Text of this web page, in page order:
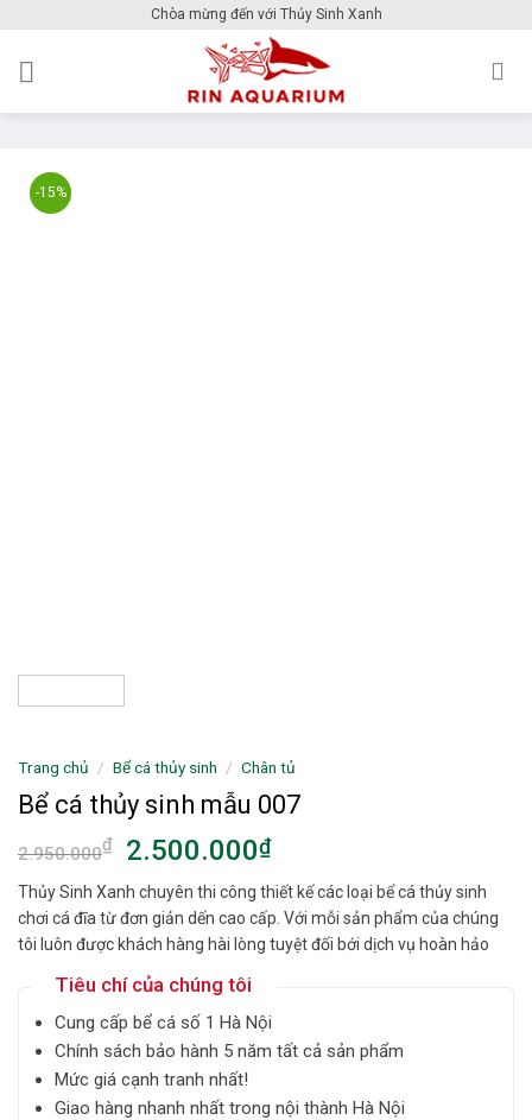
Chòa mừng đến với Thủy Sinh Xanh
-15%
Trang chủ / Bể cá thủy sinh / Chân tủ
Bể cá thủy sinh mẫu 007
2.950.000₫ 2.500.000₫
Thủy Sinh Xanh chuyên thi công thiết kế các loại bể cá thủy sinh
chơi cá đĩa từ đơn giản dến cao cấp. Với mỗi sản phẩm của chúng
tôi luôn được khách hàng hài lòng tuyệt đối bới dịch vụ hoàn hảo
Tiêu chí của chúng tôi
Cung cấp bể cá số 1 Hà Nội
Chính sách bảo hành 5 năm tất cả sản phẩm
Mức giá cạnh tranh nhất!
Giao hàng nhanh nhất trong nội thành Hà Nội